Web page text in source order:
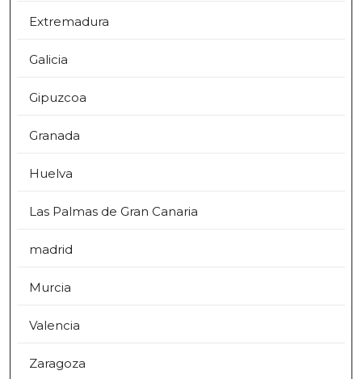
Extremadura
Galicia
Gipuzcoa
Granada
Huelva
Las Palmas de Gran Canaria
madrid
Murcia
Valencia
Zaragoza